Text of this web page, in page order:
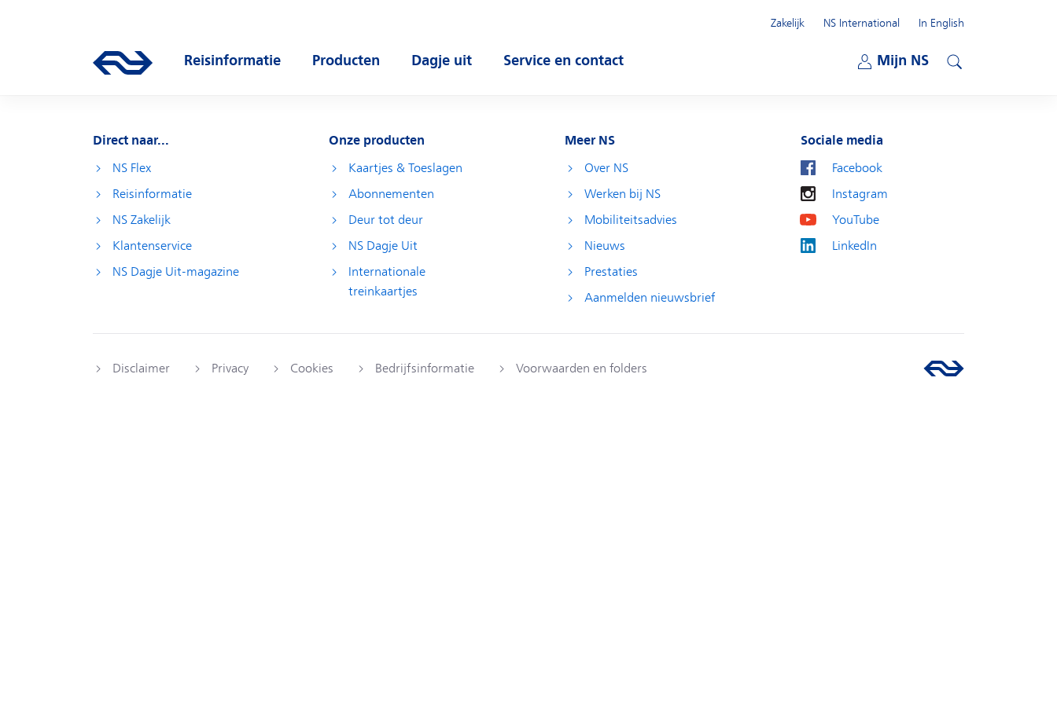
Ga naar de homepage van ns.nl
Reisinformatie
Producten
Dagje uit
Service en contact
Mijn NS
Zakelijk
NS International
In English
Direct naar...
NS Flex
Reisinformatie
NS Zakelijk
Klantenservice
NS Dagje Uit-magazine
Onze producten
Kaartjes & Toeslagen
Abonnementen
Deur tot deur
NS Dagje Uit
Internationale
treinkaartjes
Meer NS
Over NS
Werken bij NS
Mobiliteitsadvies
Nieuws
Prestaties
Aanmelden nieuwsbrief
Sociale media
Facebook
Instagram
YouTube
LinkedIn
Disclaimer Privacy Cookies Bedrijfsinformatie Voorwaarden en folders